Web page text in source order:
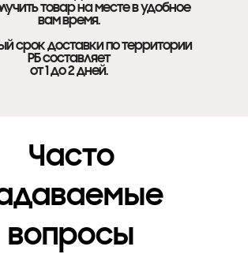
товар на месте в удобное
вам время.
срок доставки по территории
РБ составляет
от 1 до 2 дней.
Часто
вопросы